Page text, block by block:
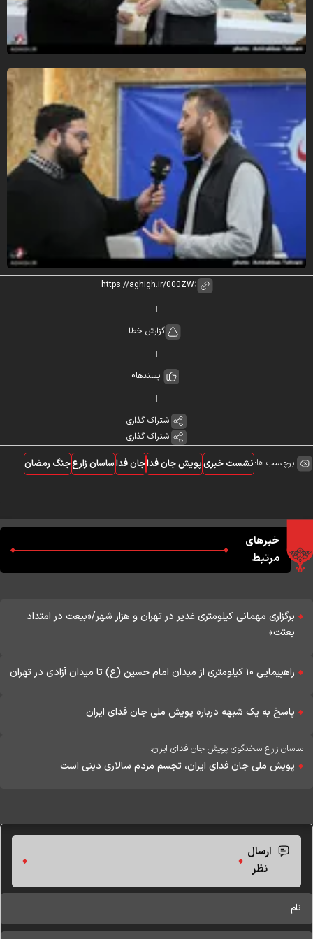
گزارش خطا
پسندها0
اشتراک گذاری
اشتراک گذاری
برچسب ها:نشست خبریپویش جان فداجان فداساسان زارعجنگ رمضان
خبرهای
مرتبط
برگزاری مهمانی کیلومتری غدیر در تهران و هزار شهر/«بیعت در امتداد
بعثت»
راهپیمایی ۱۰ کیلومتری از میدان امام حسین (ع) تا میدان آزادی در تهران
پاسخ به یک شبهه درباره پویش ملی جان فدای ایران
ساسان زارع سخنگوی پویش جان فدای ایران:
پویش ملی جان فدای ایران، تجسم مردم سالاری دینی است
ارسال
نظر